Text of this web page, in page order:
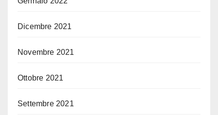
Dicembre 2021
Novembre 2021
Ottobre 2021
Settembre 2021